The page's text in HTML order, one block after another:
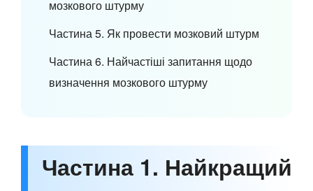
мозкового штурму
Частина 5. Як провести мозковий штурм
Частина 6. Найчастіші запитання щодо
визначення мозкового штурму
Частина 1. Найкращий